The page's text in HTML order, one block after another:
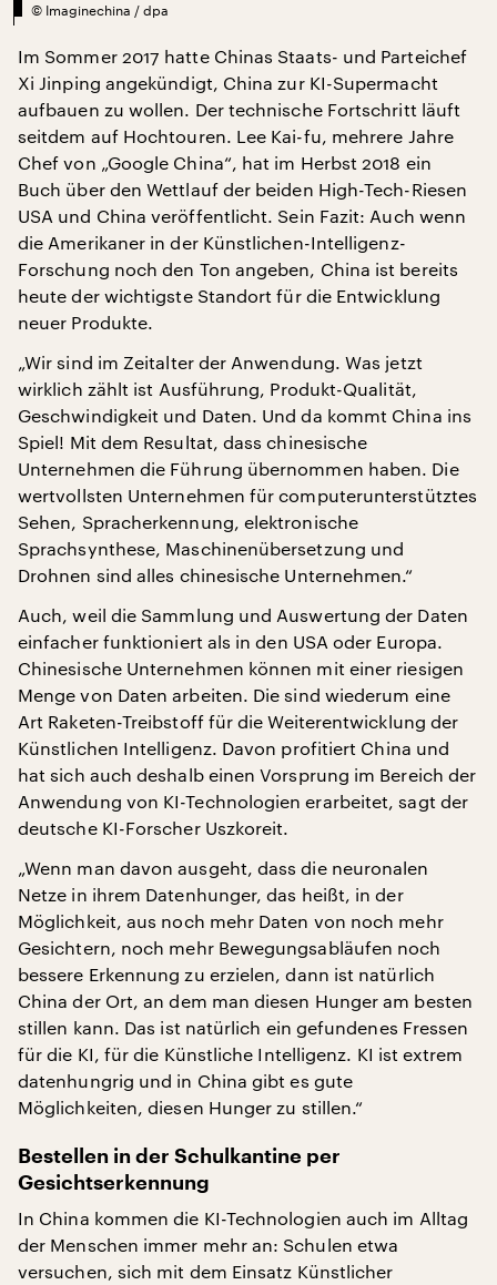
© Imaginechina / dpa
Im Sommer 2017 hatte Chinas Staats- und Parteichef
Xi Jinping angekündigt, China zur KI-Supermacht
aufbauen zu wollen. Der technische Fortschritt läuft
seitdem auf Hochtouren. Lee Kai-fu, mehrere Jahre
Chef von „Google China“, hat im Herbst 2018 ein
Buch über den Wettlauf der beiden High-Tech-Riesen
USA und China veröffentlicht. Sein Fazit: Auch wenn
die Amerikaner in der Künstlichen-Intelligenz-
Forschung noch den Ton angeben, China ist bereits
heute der wichtigste Standort für die Entwicklung
neuer Produkte.
„Wir sind im Zeitalter der Anwendung. Was jetzt
wirklich zählt ist Ausführung, Produkt-Qualität,
Geschwindigkeit und Daten. Und da kommt China ins
Spiel! Mit dem Resultat, dass chinesische
Unternehmen die Führung übernommen haben. Die
wertvollsten Unternehmen für computerunterstütztes
Sehen, Spracherkennung, elektronische
Sprachsynthese, Maschinenübersetzung und
Drohnen sind alles chinesische Unternehmen.“
Auch, weil die Sammlung und Auswertung der Daten
einfacher funktioniert als in den USA oder Europa.
Chinesische Unternehmen können mit einer riesigen
Menge von Daten arbeiten. Die sind wiederum eine
Art Raketen-Treibstoff für die Weiterentwicklung der
Künstlichen Intelligenz. Davon profitiert China und
hat sich auch deshalb einen Vorsprung im Bereich der
Anwendung von KI-Technologien erarbeitet, sagt der
deutsche KI-Forscher Uszkoreit.
„Wenn man davon ausgeht, dass die neuronalen
Netze in ihrem Datenhunger, das heißt, in der
Möglichkeit, aus noch mehr Daten von noch mehr
Gesichtern, noch mehr Bewegungsabläufen noch
bessere Erkennung zu erzielen, dann ist natürlich
China der Ort, an dem man diesen Hunger am besten
stillen kann. Das ist natürlich ein gefundenes Fressen
für die KI, für die Künstliche Intelligenz. KI ist extrem
datenhungrig und in China gibt es gute
Möglichkeiten, diesen Hunger zu stillen.“
Bestellen in der Schulkantine per
Gesichtserkennung
In China kommen die KI-Technologien auch im Alltag
der Menschen immer mehr an: Schulen etwa
versuchen, sich mit dem Einsatz Künstlicher